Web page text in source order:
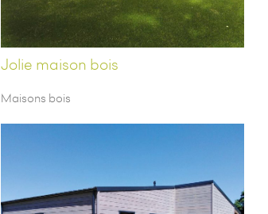
Jolie maison bois
Maisons bois